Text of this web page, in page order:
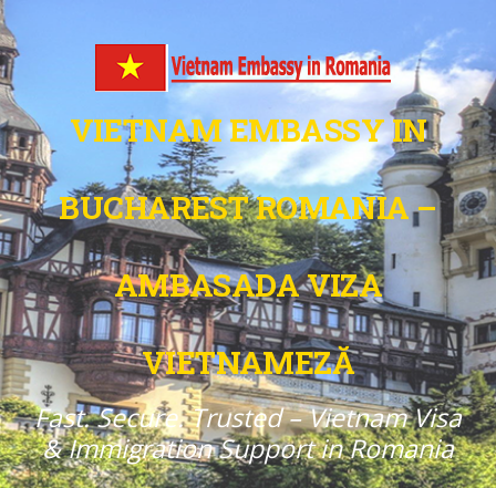
VIETNAM EMBASSY IN
BUCHAREST ROMANIA –
AMBASADA VIZA
VIETNAMEZĂ
Fast. Secure. Trusted – Vietnam Visa
& Immigration Support in Romania